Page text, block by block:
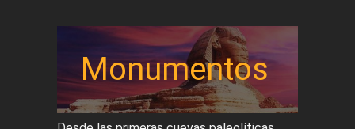
Monumentos